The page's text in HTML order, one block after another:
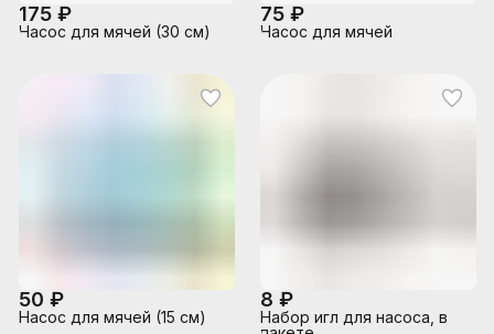
175 ₽
Насос для мячей (30 см)
75 ₽
Насос для мячей
50 ₽
Насос для мячей (15 см)
8 ₽
Набор игл для насоса, в